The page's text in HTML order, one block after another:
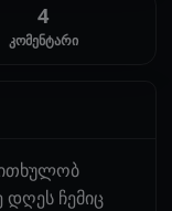
4
კომენტარი
დღეს ჩემიც